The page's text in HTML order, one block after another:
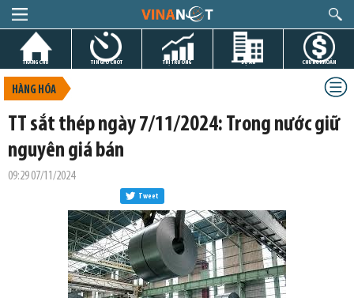
TRANG CHỦ TIN GIỜ CHÓT THỊ TRƯỜNG DỰ ÁN CHỨNG KHOÁN
HÀNG HÓA
TT sắt thép ngày 7/11/2024: Trong nước giữ
nguyên giá bán
09:29 07/11/2024
Tweet